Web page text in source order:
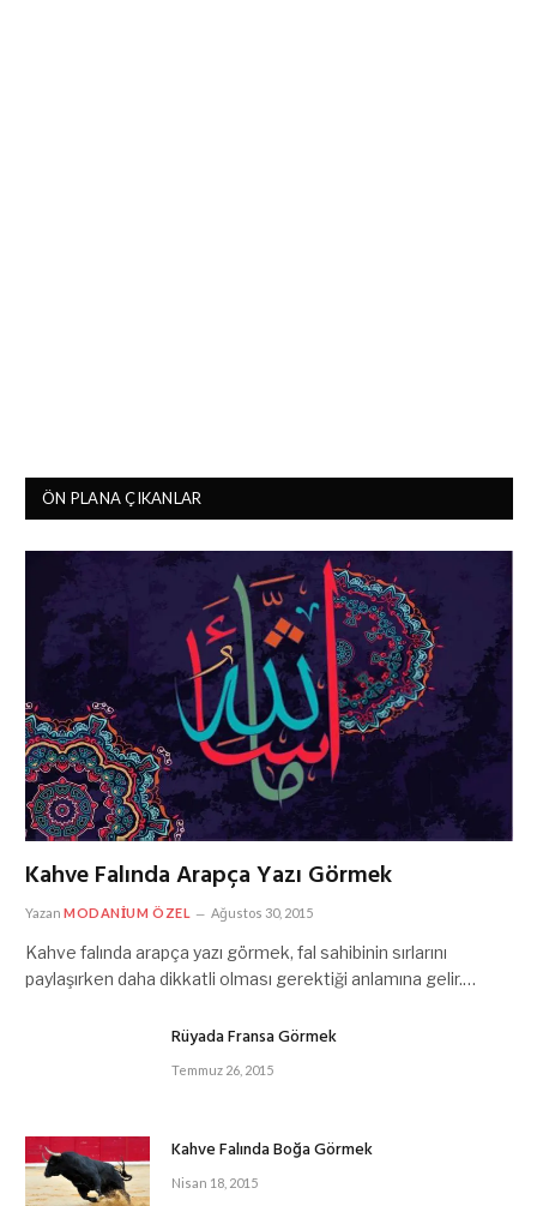
ÖN PLANA ÇIKANLAR
Kahve Falında Arapça Yazı Görmek
Yazan MODANIUM ÖZEL Ağustos 30, 2015
Kahve falında arapça yazı görmek, fal sahibinin sırlarını
paylaşırken daha dikkatli olması gerektiği anlamına gelir.…
Rüyada Fransa Görmek
Temmuz 26, 2015
Kahve Falında Boğa Görmek
Nisan 18, 2015